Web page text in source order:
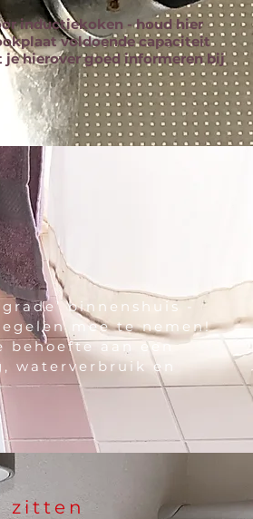
inductiekoken - houd hier
voldoende capaciteit
je hierover goed informeren bij
binnenshuis -
mee te nemen!
behoefte aan een
waterverbruik en
zitten